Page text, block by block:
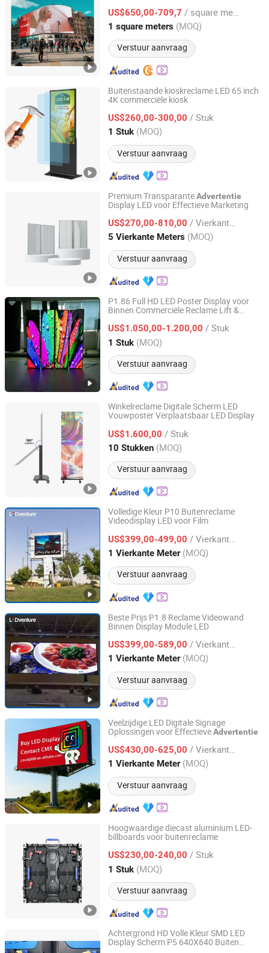
US$650,00-709,7 / square meters
1 square meters (MOQ)
Verstuur aanvraag
Guangdong, China Sinds 2024
Buitenstaande kioskreclame LED 65 inch
4K commerciële kiosk
US$260,00-300,00 / Stuk
1 Stuk (MOQ)
Verstuur aanvraag
Guangzhou Zongheng Technology Co., Ltd.
Guangdong, China Sinds 2022
Premium TransparanteAdvertentie
Display LED voor Effectieve Marketing
US$270,00-810,00 / Vierkante Meter
5 Vierkante Meters (MOQ)
Verstuur aanvraag
Wuxi Xingzhida Technology Co., Ltd.
Jiangsu, China Sinds 2025
P1.86 Full HD LED Poster Display voor
Binnen Commerciële Reclame Lift &
US$1.050,00-1.200,00 / Stuk
1 Stuk (MOQ)
Verstuur aanvraag
sz hongking stage equipment co., ltd.
Guangdong, China Sinds 2016
Winkelreclame Digitale Scherm LED
Vouwposter Verplaatsbaar LED Display
US$1.600,00 / Stuk
10 Stukken (MOQ)
Verstuur aanvraag
Shenzhen Hopestar Sci-Tech Co., Ltd.
Guangdong, China Sinds 2009
Volledige Kleur P10 Buitenreclame
Videodisplay LED voor Film
US$399,00-499,00 / Vierkante Meter
1 Vierkante Meter (MOQ)
Verstuur aanvraag
Shenzhen LEDventure Co., Ltd.
Guangdong, China Sinds 2017
Beste Prijs P1.8 Reclame Videowand
Binnen Display Module LED
US$399,00-589,00 / Vierkante Meter
1 Vierkante Meter (MOQ)
Verstuur aanvraag
Shenzhen LEDventure Co., Ltd.
Guangdong, China Sinds 2017
Veelzijdige LED Digitale Signage
Oplossingen voor EffectieveAdvertentie
US$430,00-625,00 / Vierkante Meter
1 Vierkante Meter (MOQ)
Verstuur aanvraag
Shenzhen Cmx Technology Co., Ltd.
Guangdong, China Sinds 2026
Hoogwaardige diecast aluminium LED-
billboards voor buitenreclame
US$230,00-240,00 / Stuk
1 Stuk (MOQ)
Verstuur aanvraag
Shenzhen D-King Photoelectric Technology Co., Ltd.
Guangdong, China Sinds 2024
Achtergrond HD Volle Kleur SMD LED
Display Scherm P5 640X640 Buiten
Shenzhen Honestyled Technology Co., Ltd.